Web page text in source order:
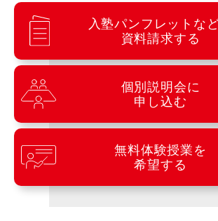
入塾パンフレットな
資料請求する
個別説明会に
申し込む
無料体験授業を
希望する